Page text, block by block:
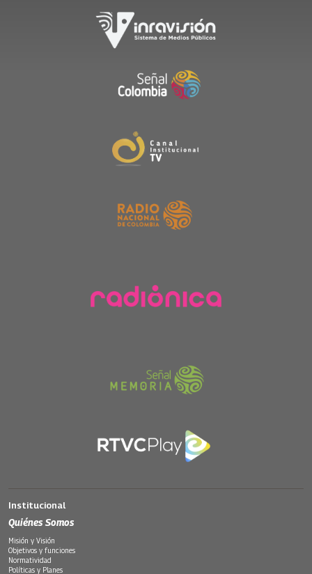
Institucional
Quiénes Somos
Misión y Visión
Objetivos y funciones
Normatividad
Políticas y Planes